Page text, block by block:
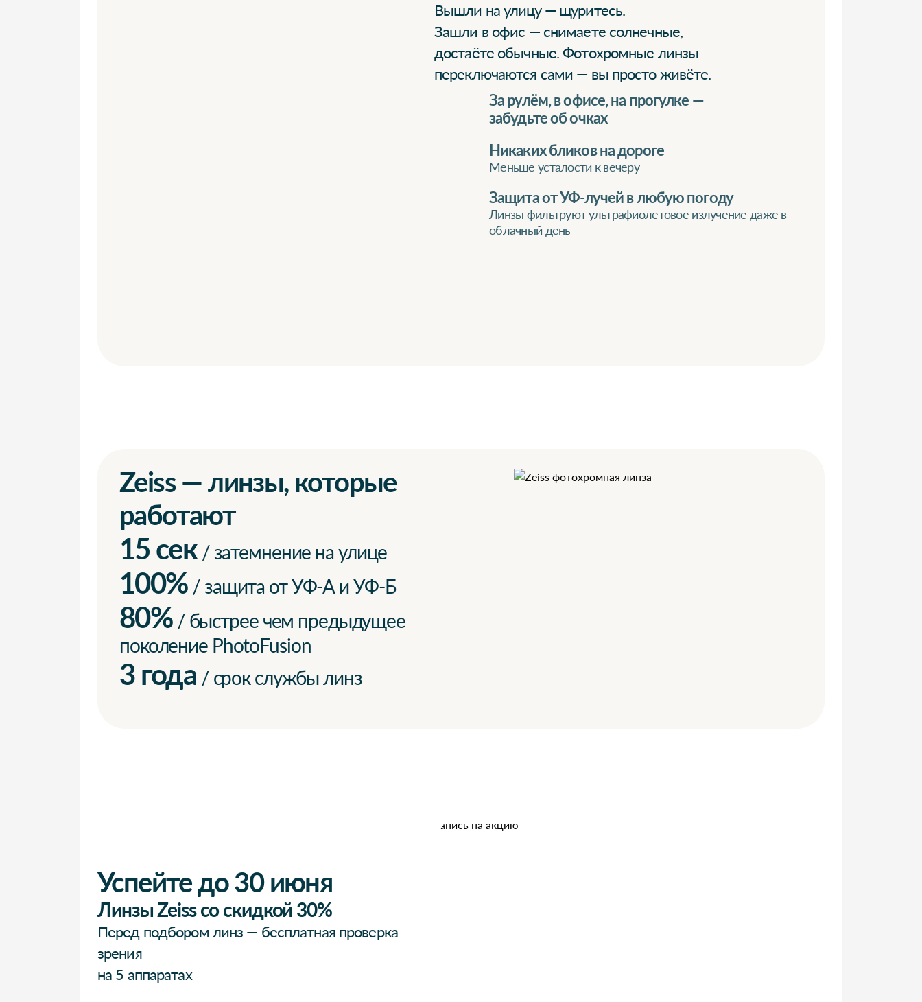
Вышли на улицу — щуритесь.
Зашли в офис — снимаете солнечные,
достаёте обычные. Фотохромные линзы
переключаются сами — вы просто живёте.
За рулём, в офисе, на прогулке —
забудьте об очках
Никаких бликов на дороге
Меньше усталости к вечеру
Защита от УФ-лучей в любую погоду
Линзы фильтруют ультрафиолетовое излучение даже в
облачный день
Zeiss — линзы, которые
работают
15 сек / затемнение на улице
100% / защита от УФ-А и УФ-Б
80% / быстрее чем предыдущее
поколение PhotoFusion
3 года / срок службы линз
Успейте до 30 июня
Линзы Zeiss со скидкой 30%
Перед подбором линз — бесплатная проверка
зрения
на 5 аппаратах